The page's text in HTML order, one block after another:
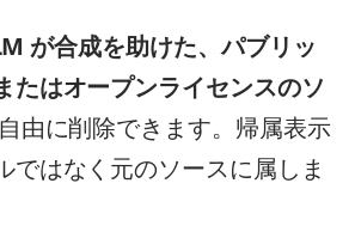
が合成を助けた、パブリッ
たはオープンライセンスのソ
自由に削除できます。帰属表示
ではなく元のソースに属しま